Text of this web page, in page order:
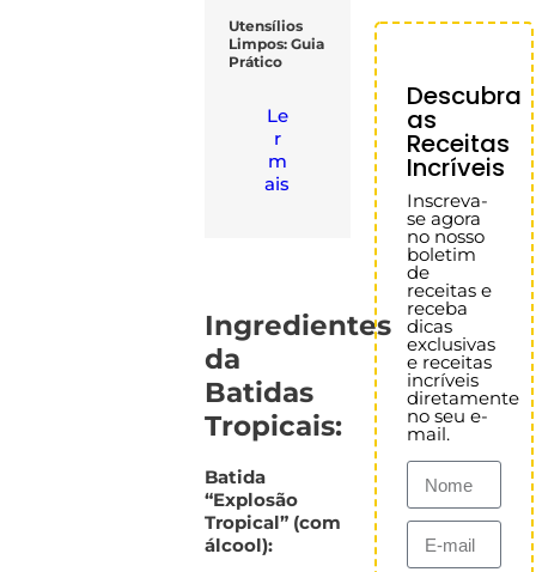
Utensílios
Limpos: Guia
Prático
Le
r
m
ais
Ingredientes
da
Batidas
Tropicais:
Batida
“Explosão
Tropical” (com
álcool):
Descubra
as
Receitas
Incríveis
Inscreva-
se agora
no nosso
boletim
de
receitas e
receba
dicas
exclusivas
e receitas
incríveis
diretamente
no seu e-
mail.